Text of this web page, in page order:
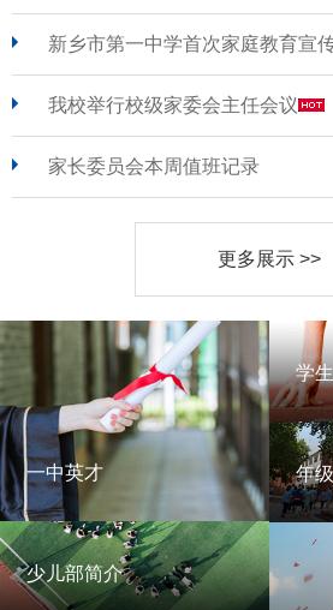
新乡市第一中学首次家庭教育宣
我校举行校级家委会主任会议
家长委员会本周值班记录
更多展示 >>
一中英才
一中英才
少儿部简介
学
年